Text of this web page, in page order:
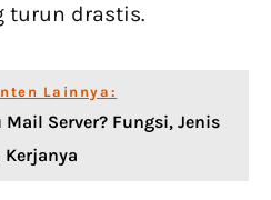
turun drastis.
Lainnya:
Server? Fungsi, Jenis
Kerjanya